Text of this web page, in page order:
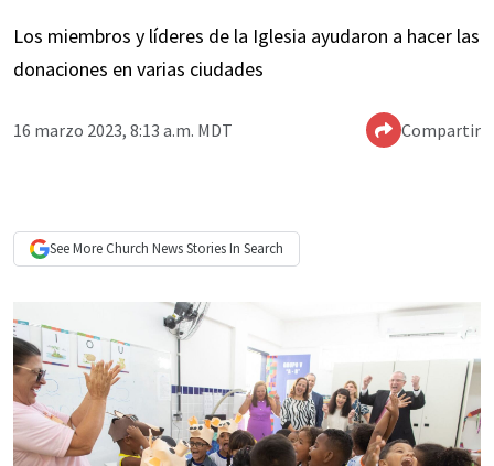
Los miembros y líderes de la Iglesia ayudaron a hacer las
donaciones en varias ciudades
16 marzo 2023, 8:13 a.m. MDT Compartir
See More Church NewsStories In Search